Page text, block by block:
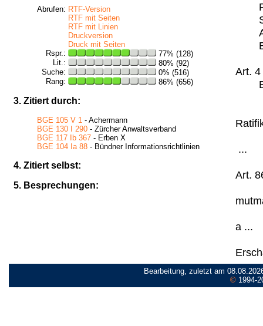
Abrufen: RTF-Version
RTF mit Seiten
RTF mit Linien
Druckversion
Druck mit Seiten
Rspr.:
77% (128)
Lit.:
80% (92)
Suche:
0% (516)
Rang:
86% (656)
3. Zitiert durch:
BGE 105 V 1 - Achermann
BGE 130 I 290 - Zürcher Anwaltsverband
BGE 117 Ib 367 - Erben X
BGE 104 Ia 88 - Bündner Informationsrichtlinien
4. Zitiert selbst:
5. Besprechungen:
Art.
...
Art.
a ...
Bearbeitung, zuletzt am
©1994-